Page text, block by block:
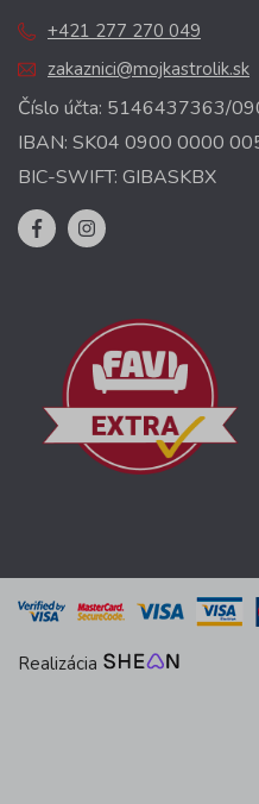
+421 277 270 049
zakaznici@mojkastrolik.sk
Číslo účta: 5146437363/
IBAN: SK04 0900 0000
BIC-SWIFT: GIBASKBX
Realizácia